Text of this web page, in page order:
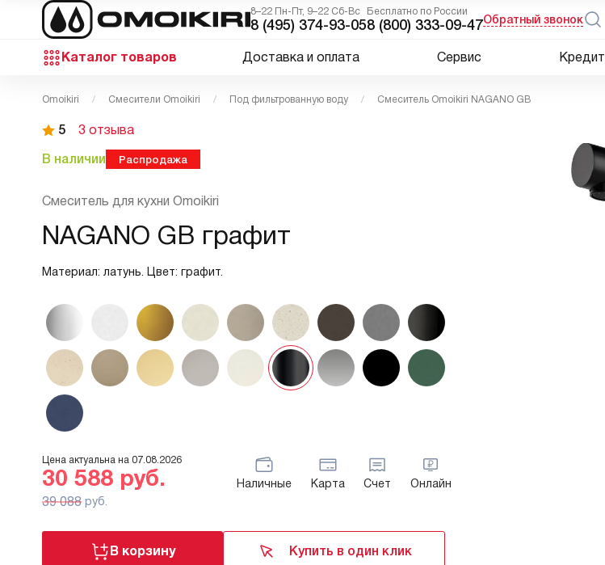
8–22 Пн-Пт, 9–22 Сб-Вс
8 (495) 374-93-05
Бесплатно по России
8 (800) 333-09-47Обратный звонок
Каталог товаров Доставка и оплата Сервис Кредит
Omoikiri Смесители Omoikiri Под фильтрованную воду Смеситель Omoikiri NAGANO GB
5 3 отзыва
В наличии Распродажа
Смеситель для кухни Omoikiri
NAGANO GB графит
Материал: латунь. Цвет: графит.
Цена актуальна на 07.08.2026
30 588 руб.
39 088 руб.
Наличные Карта Счет Онлайн
В корзину Купить в один клик